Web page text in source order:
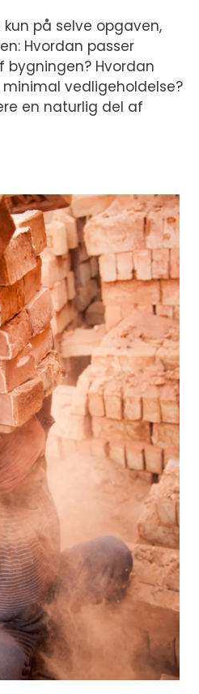
kun på selve opgaven,
Hvordan passer
bygningen? Hvordan
vedligeholdelse?
en naturlig del af